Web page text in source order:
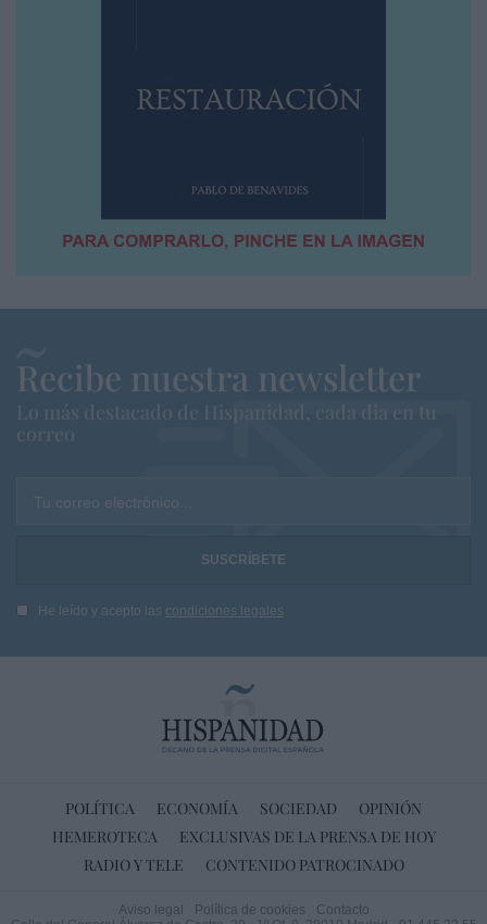
Recibe nuestra newsletter
Lo más destacado de Hispanidad, cada dia en tu
correo
Tu correo electrónico...
He leído y acepto las condiciones legales
POLÍTICA ECONOMÍA SOCIEDAD
OPINIÓN
HEMEROTECA
EXCLUSIVAS DE LA PRENSA DE HOY
RADIO Y TELE
CONTENIDO PATROCINADO
Aviso legal Política de cookies
Contacto